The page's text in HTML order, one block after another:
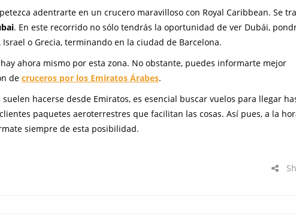
adentrarte en un crucero maravilloso con Royal Caribbean. Se
. En este recorrido no sólo tendrás la oportunidad de ver Dubái,
o Grecia, terminando en la ciudad de Barcelona.
ahora mismo por esta zona. No obstante, puedes informarte mejor
de cruceros por los Emiratos Árabes.
hacerse desde Emiratos, es esencial buscar vuelos para llegar
paquetes aeroterrestres que facilitan las cosas. Así pues, a la
siempre de esta posibilidad.